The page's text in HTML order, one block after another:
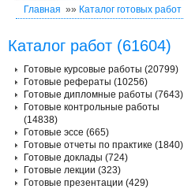
Главная »» Каталог готовых работ
Каталог работ (61604)
Готовые курсовые работы (20799)
Готовые рефераты (10256)
Готовые дипломные работы (7643)
Готовые контрольные работы
(14838)
Готовые эссе (665)
Готовые отчеты по практике (1840)
Готовые доклады (724)
Готовые лекции (323)
Готовые презентации (429)